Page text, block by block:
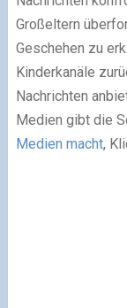
Großeltern
Geschehen zu
Kinderkanäle
Nachrichten
Medien gibt die
Medien macht,